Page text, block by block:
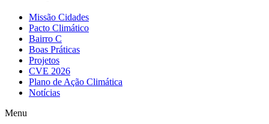
Missão Cidades
Pacto Climático
Bairro C
Boas Práticas
Projetos
CVE 2026
Plano de Ação Climática
Notícias
Menu